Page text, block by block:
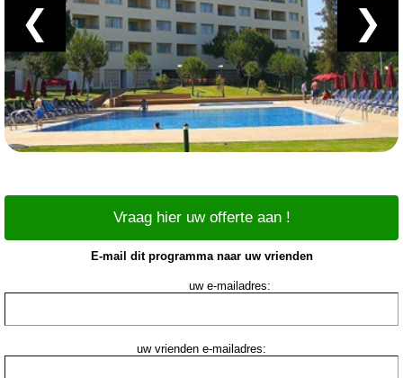
❮ ❯
Vraag hier uw offerte aan !
E-mail dit programma naar uw vrienden
uw e-mailadres:
uw vrienden e-mailadres: